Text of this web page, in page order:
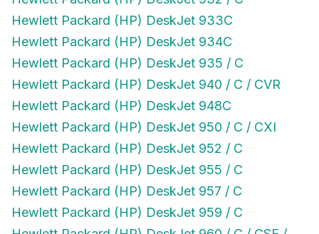
Hewlett Packard (HP) DeskJet 933C
Hewlett Packard (HP) DeskJet 934C
Hewlett Packard (HP) DeskJet 935 / C
Hewlett Packard (HP) DeskJet 940 / C / CVR
Hewlett Packard (HP) DeskJet 948C
Hewlett Packard (HP) DeskJet 950 / C / CXI
Hewlett Packard (HP) DeskJet 952 / C
Hewlett Packard (HP) DeskJet 955 / C
Hewlett Packard (HP) DeskJet 957 / C
Hewlett Packard (HP) DeskJet 959 / C
Hewlett Packard (HP) DeskJet 960 / C / CSE /